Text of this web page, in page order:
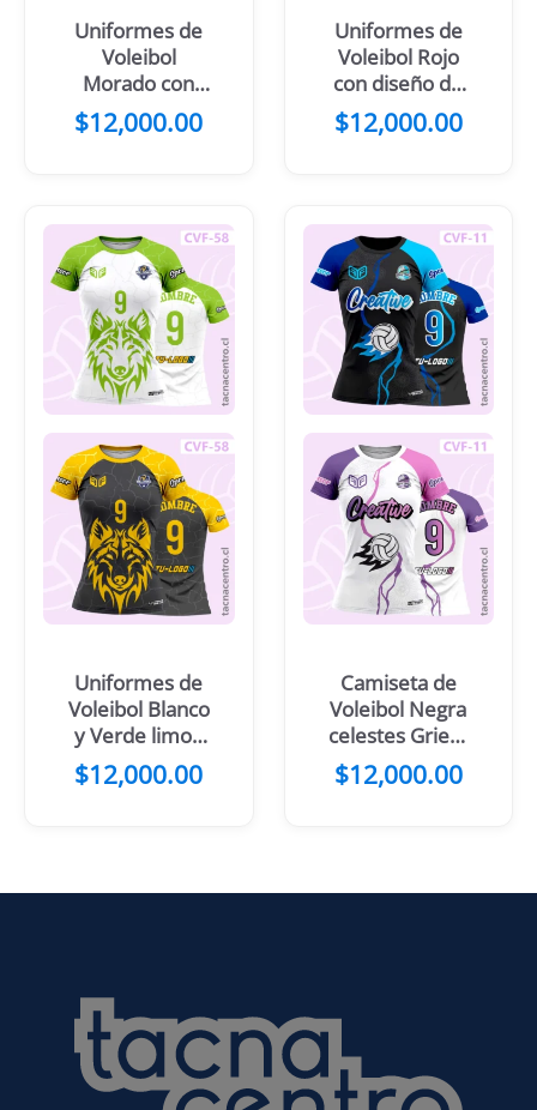
Uniformes de
Voleibol
Morado con
diseños
hexagonales y
$12,000.00
Uniformes de
Voleibol Rojo
con diseño de
aguila frontal
$12,000.00
Uniformes de
Voleibol Blanco
y Verde limon
con imagen de
lobo
$12,000.00
Camiseta de
Voleibol Negra
celestes Grieta
Pelota en
llamas
$12,000.00